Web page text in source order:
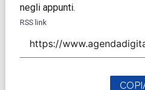
negli appunti.
RSS link